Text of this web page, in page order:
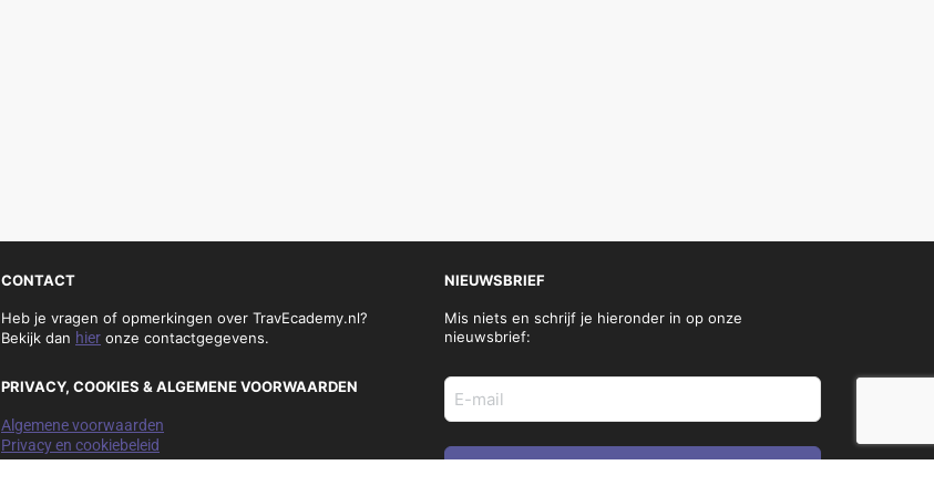
CONTACT
Heb je vragen of opmerkingen over TravEcademy.nl?
Bekijk dan hier onze contactgegevens.
PRIVACY, COOKIES & ALGEMENE VOORWAARDEN
Algemene voorwaarden
Privacy en cookiebeleid
NIEUWSBRIEF
Mis niets en schrijf je hieronder in op onze
nieuwsbrief:
E-
mail
adres